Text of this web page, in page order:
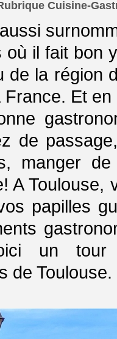
Cuisine-
où il fait bon
de la région
France. Et
de
manger
A Toulouse,
papilles
un tour
de Toulouse.